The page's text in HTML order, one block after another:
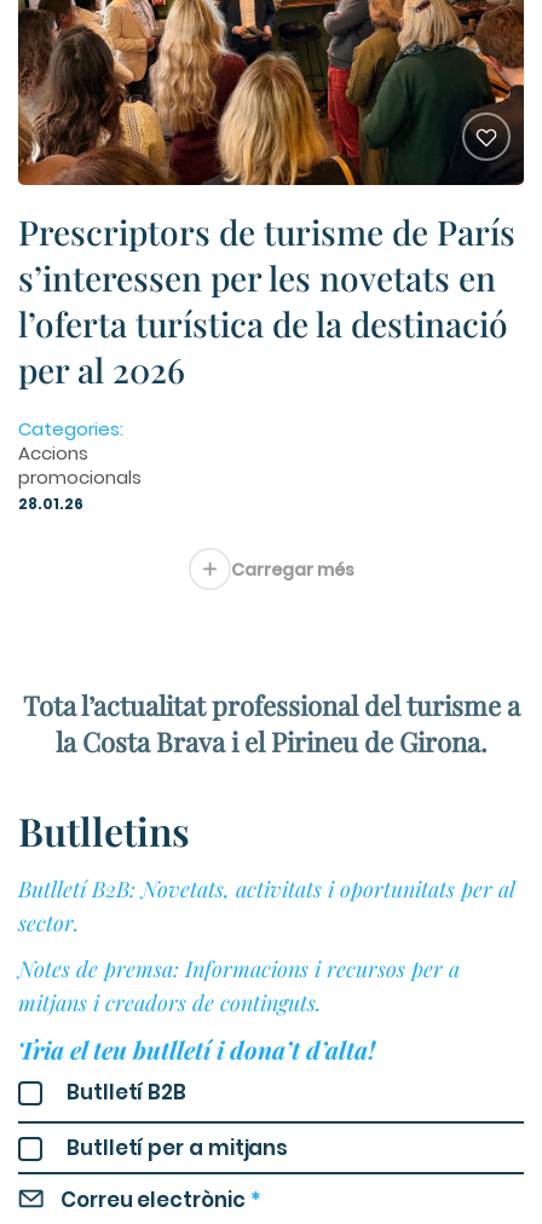
Prescriptors de turisme de París
s’interessen per les novetats en
l’oferta turística de la destinació
per al 2026
Categories:
Accions
promocionals
28.01.26
Carregar més
Tota l’actualitat professional del turisme a
la Costa Brava i el Pirineu de Girona.
Butlletins
Butlletí B2B: Novetats, activitats i oportunitats per al
sector.
Notes de premsa: Informacions i recursos per a
mitjans i creadors de continguts.
Tria el teu butlletí i dona’t d’alta!
Butlletí B2B
Butlletí per a mitjans
Correu electrònic *